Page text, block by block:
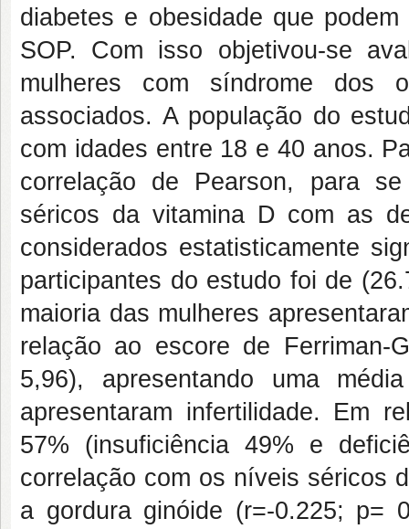
diabetes e obesidade que
SOP. Com isso objetivou-se
mulheres com síndrome dos
associados. A população do
com idades entre 18 e 40 anos.
correlação de Pearson, para
séricos da vitamina D com as
considerados estatisticamente
participantes do estudo foi de
maioria das mulheres
relação ao escore de Ferriman-
5,96), apresentando uma
apresentaram infertilidade. Em
57% (insuficiência 49% e
correlação com os níveis séricos
a gordura ginóide (r=-0.225; p=